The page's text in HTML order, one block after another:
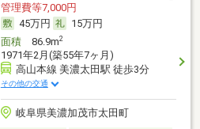
管理費等7,000円
45万円
15万円
面積86.9m2
1971年2月(築55年7ヶ月)
高山本線 美濃太田駅 徒歩3分
その他の交通
岐阜県美濃加茂市太田町